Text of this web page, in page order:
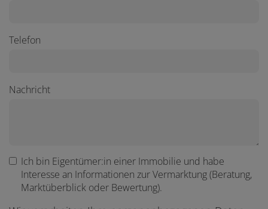
Telefon
Nachricht
Ich bin Eigentümer:in einer Immobilie und habe
Interesse an Informationen zur Vermarktung (Beratung,
Marktüberblick oder Bewertung).